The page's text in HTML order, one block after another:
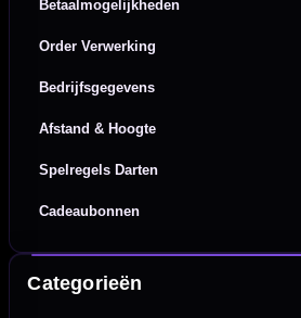
Betaalmogelijkheden
Order Verwerking
Bedrijfsgegevens
Afstand & Hoogte
Spelregels Darten
Cadeaubonnen
Categorieën